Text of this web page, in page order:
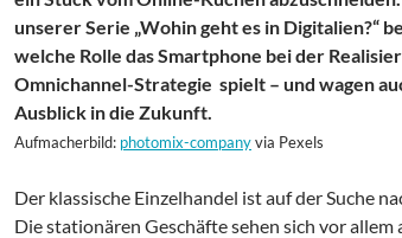
unserer Serie „Wohin geht es in Digitalien?“
welche Rolle das Smartphone bei der
Omnichannel-Strategie spielt – und wagen
Ausblick in die Zukunft.
Aufmacherbild: photomix-companyvia Pexels
Der klassische Einzelhandel ist auf der Suche
Die stationären Geschäfte sehen sich vor allem